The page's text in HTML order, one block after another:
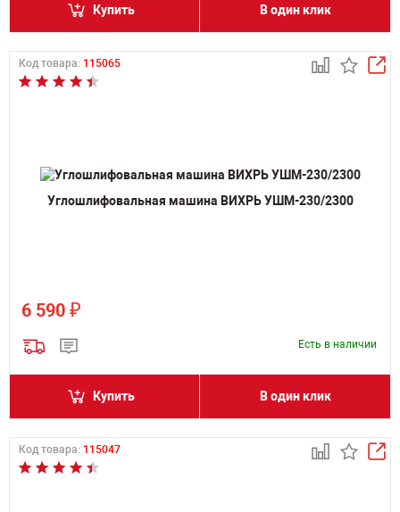
Купить В один клик
Код товара: 115065
Углошлифовальная машина ВИХРЬ УШМ-230/2300
6 590 ₽
Есть в наличии
Купить В один клик
Код товара: 115047